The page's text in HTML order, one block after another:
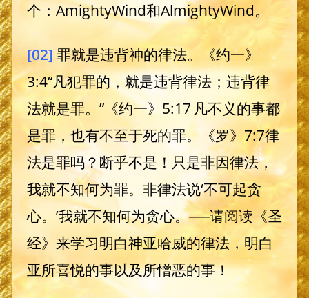
个：AmightyWind和AlmightyWind。
[02] 罪就是违背神的律法。《约一》
3:4“凡犯罪的，就是违背律法；违背律
法就是罪。”《约一》5:17 凡不义的事都
是罪，也有不至于死的罪。《罗》7:7律
法是罪吗？断乎不是！只是非因律法，
我就不知何为罪。非律法说‘不可起贪
心。’我就不知何为贪心。──请阅读《圣
经》来学习明白神亚哈威的律法，明白
亚所喜悦的事以及所憎恶的事！